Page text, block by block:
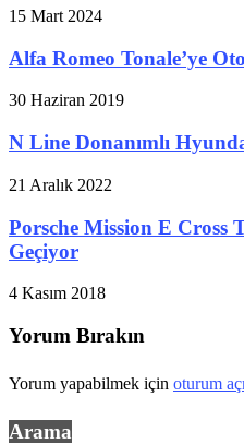
15 Mart 2024
Alfa Romeo Tonale’ye
30 Haziran 2019
N Line Donanımlı
21 Aralık 2022
Porsche Mission E Cross
Geçiyor
4 Kasım 2018
Yorum Bırakın
Yorum yapabilmek için oturum
Arama